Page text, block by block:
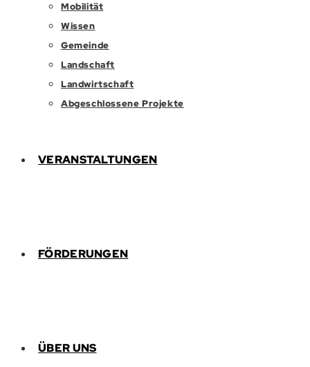
Mobilität
Wissen
Gemeinde
Landschaft
Landwirtschaft
Abgeschlossene Projekte
VERANSTALTUNGEN
FÖRDERUNGEN
ÜBER UNS